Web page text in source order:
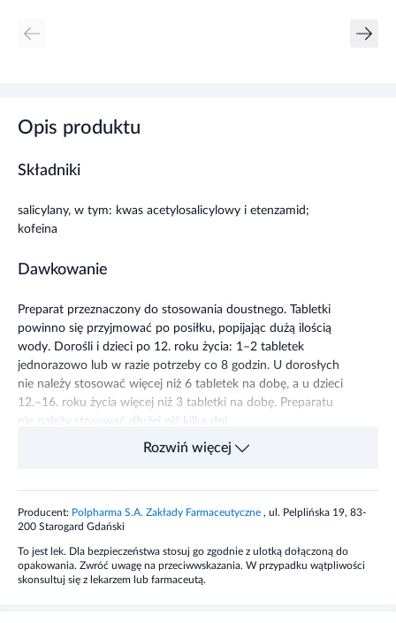
Opis produktu
Składniki
salicylany, w tym: kwas acetylosalicylowy i etenzamid;
kofeina
Dawkowanie
Preparat przeznaczony do stosowania doustnego. Tabletki
powinno się przyjmować po posiłku, popijając dużą ilością
wody. Dorośli i dzieci po 12. roku życia: 1–2 tabletek
jednorazowo lub w razie potrzeby co 8 godzin. U dorosłych
nie należy stosować więcej niż 6 tabletek na dobę, a u dzieci
12.–16. roku życia więcej niż 3 tabletki na dobę. Preparatu
nie należy stosować dłużej niż kilka dni.
Ból głowy i inne bóle o umiarkowanym nasileniu, zwłaszcza
Rozwiń więcej
Producent: Polpharma S.A. Zakłady Farmaceutyczne , ul. Pelplińska 19, 83-
200 Starogard Gdański
To jest lek. Dla bezpieczeństwa stosuj go zgodnie z ulotką dołączoną do
opakowania. Zwróć uwagę na przeciwwskazania. W przypadku wątpliwości
skonsultuj się z lekarzem lub farmaceutą.